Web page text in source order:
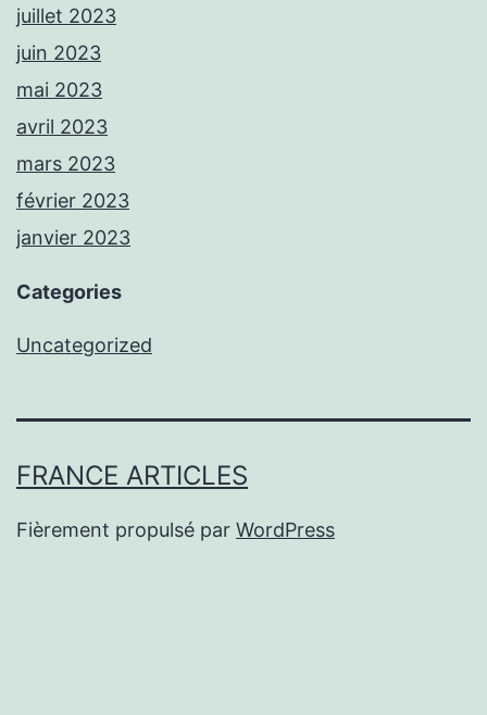
juillet 2023
juin 2023
mai 2023
avril 2023
mars 2023
février 2023
janvier 2023
Categories
Uncategorized
FRANCE ARTICLES
Fièrement propulsé par WordPress